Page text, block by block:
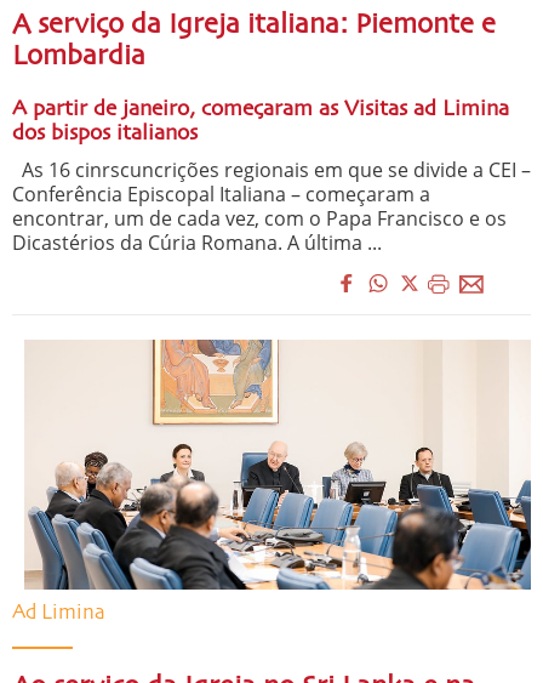
A serviço da Igreja italiana: Piemonte e
Lombardia
A partir de janeiro, começaram as Visitas ad Limina
dos bispos italianos
As 16 cinrscuncrições regionais em que se divide a CEI –
Conferência Episcopal Italiana – começaram a
encontrar, um de cada vez, com o Papa Francisco e os
Dicastérios da Cúria Romana. A última ...
Ad Limina